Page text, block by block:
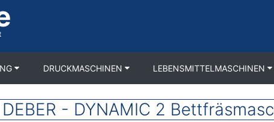
DRUCKMASCHINEN LEBENSMITTELMASCHINEN
DEBER - DYNAMIC 2